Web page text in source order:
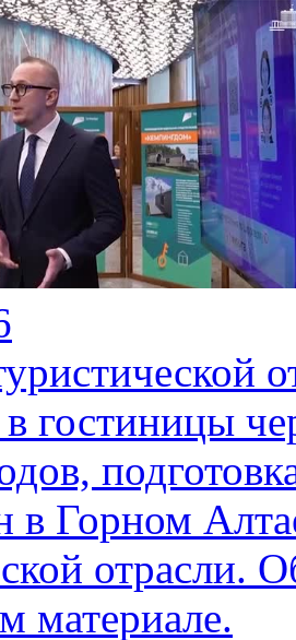
в гостиницы
Горном
отрасли.
материале.